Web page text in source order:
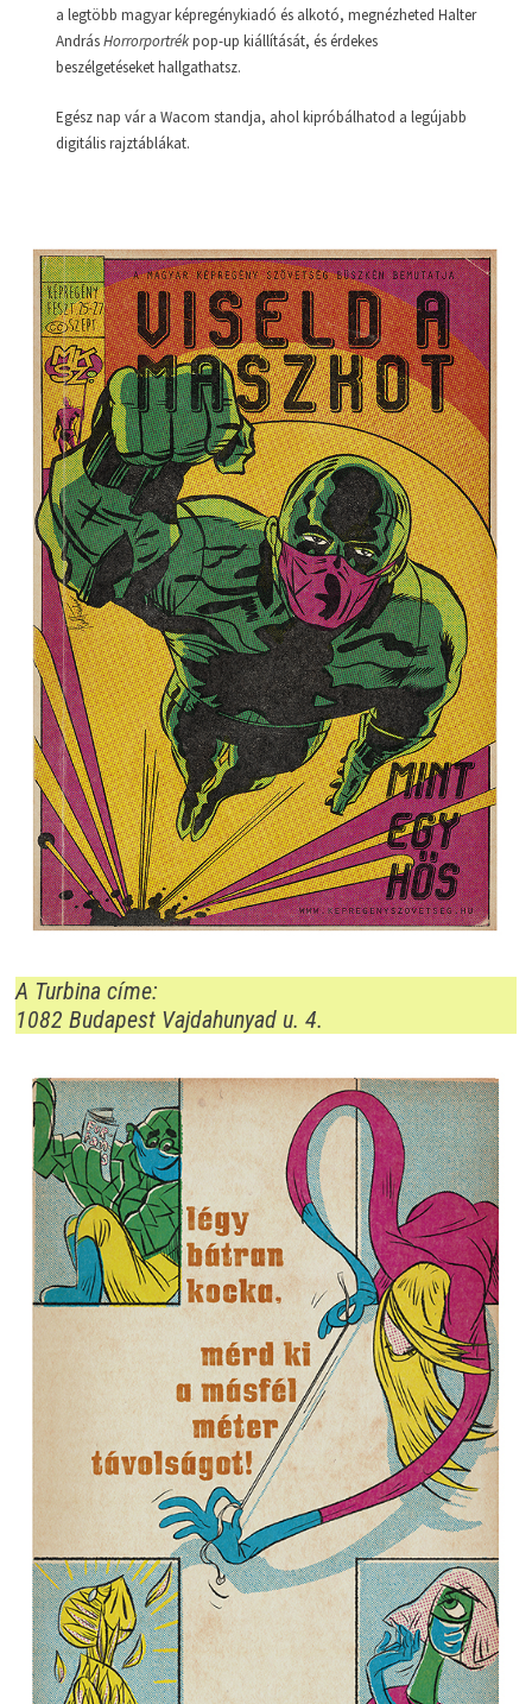
a legtöbb magyar képregénykiadó és alkotó, megnézheted Halter
AndrásHorrorportrékpop-up kiállítását, és érdekes
beszélgetéseket hallgathatsz.
Egész nap vár a Wacom standja, ahol kipróbálhatod a legújabb
digitális rajztáblákat.
A Turbina címe:
1082 Budapest Vajdahunyad u. 4.